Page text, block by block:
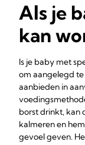
Als je
kan
Is je baby met
om aangelegd
aanbieden in
borst drinkt, kan
kalmeren en
gevoel geven.